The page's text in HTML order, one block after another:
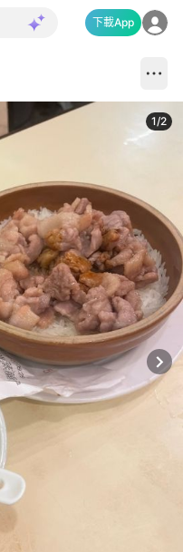
下載App
1/2